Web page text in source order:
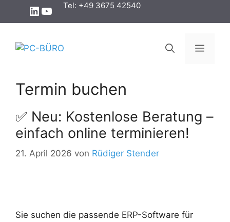
LinkedIn
YouTube
Tel: +49 3675 42540
Menü
Termin buchen
✅ Neu: Kostenlose Beratung –
einfach online terminieren!
21. April 2026 von Rüdiger Stender
Sie suchen die passende ERP-Software für